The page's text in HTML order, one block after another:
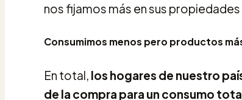
nos fijamos más en sus
Consumimos menos pero productos
En total, los hogares de nuestro
de la compra para un consumo